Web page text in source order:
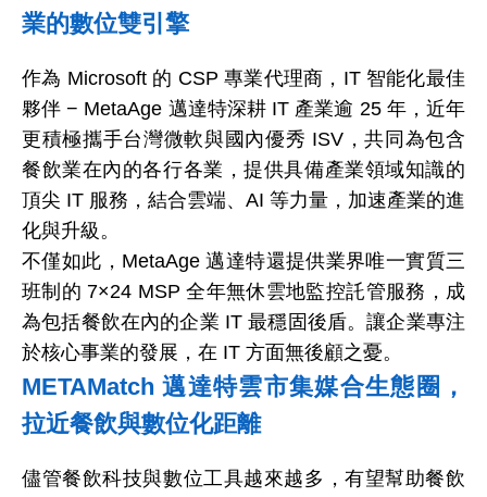
業的數位雙引擎
作為 Microsoft 的 CSP 專業代理商，IT 智能化最佳
夥伴 − MetaAge 邁達特深耕 IT 產業逾 25 年，近年
更積極攜手台灣微軟與國內優秀 ISV ，共同為包含
餐飲業在內的各行各業，提供具備產業領域知識的
頂尖 IT 服務，結合雲端、AI 等力量，加速產業的進
化與升級。
不僅如此，MetaAge 邁達特還提供業界唯一實質三
班制的 7×24 MSP 全年無休雲地監控託管服務，成
為包括餐飲在內的企業 IT 最穩固後盾。讓企業專注
於核心事業的發展，在 IT 方面無後顧之憂。
METAMatch 邁達特雲市集媒合生態圈，
拉近餐飲與數位化距離
儘管餐飲科技與數位工具越來越多，有望幫助餐飲